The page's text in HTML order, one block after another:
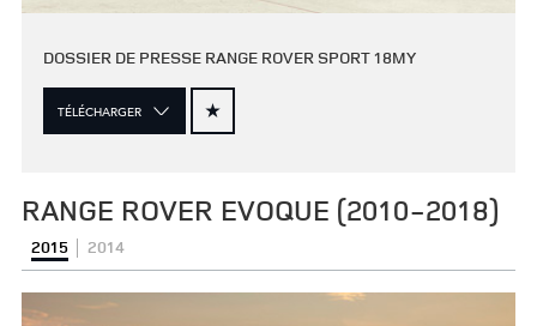
DOSSIER DE PRESSE RANGE ROVER SPORT 18MY
TÉLÉCHARGER
RANGE ROVER EVOQUE (2010-2018)
2015 2014